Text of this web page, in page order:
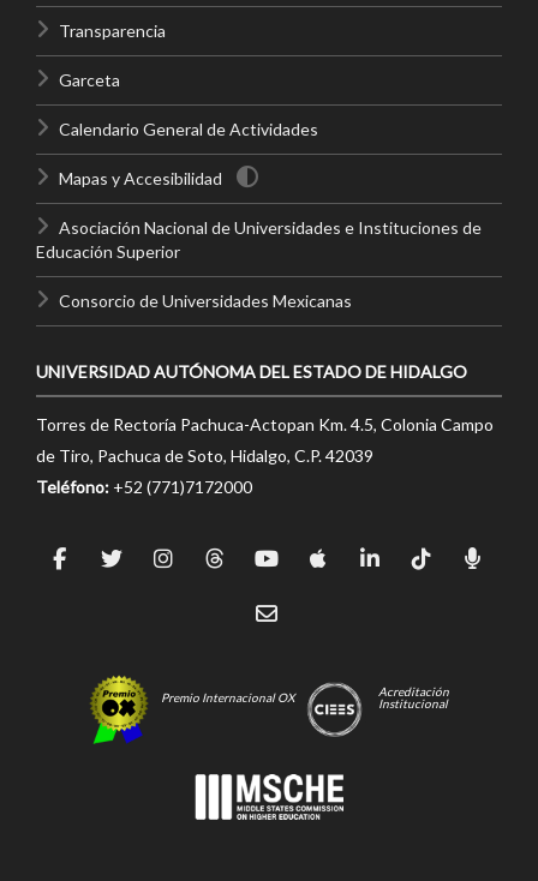
Transparencia
Garceta
Calendario General de Actividades
Mapas y Accesibilidad
Asociación Nacional de Universidades e Instituciones de
Educación Superior
Consorcio de Universidades Mexicanas
UNIVERSIDAD AUTÓNOMA DEL ESTADO DE HIDALGO
Torres de Rectoría Pachuca-Actopan Km. 4.5, Colonia Campo
de Tiro, Pachuca de Soto, Hidalgo, C.P. 42039
Teléfono: +52 (771)7172000
Premio Internacional OX
Acreditación
Institucional